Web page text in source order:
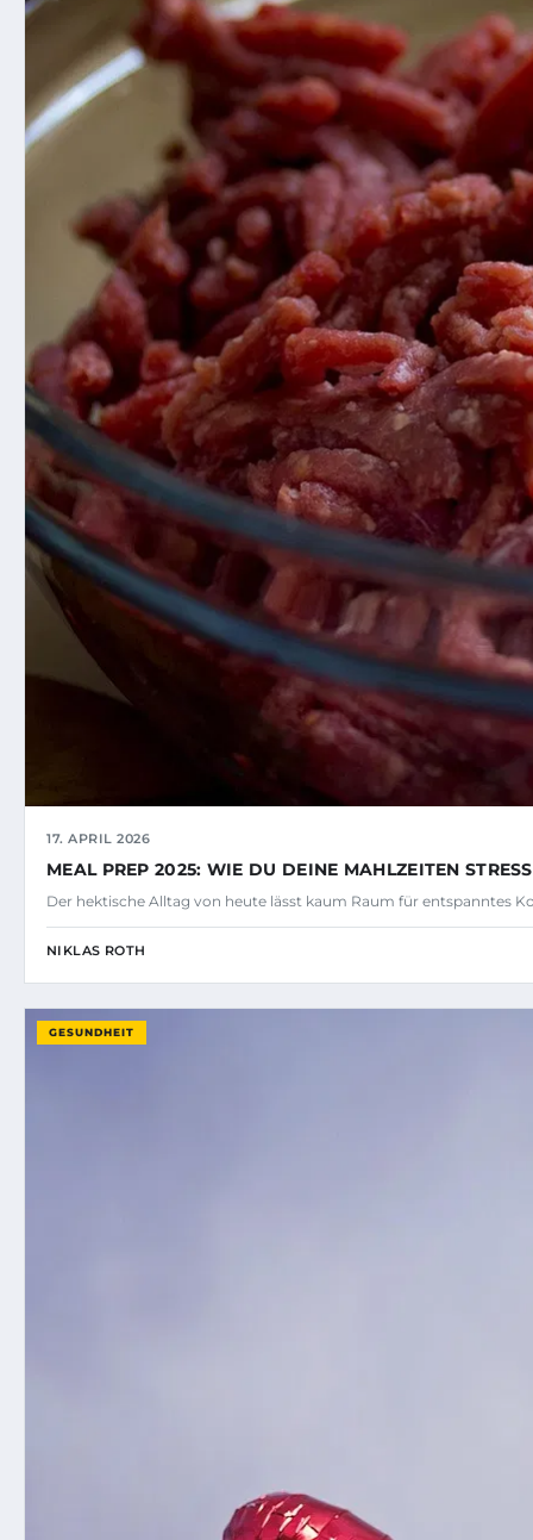
17. APRIL 2026
MEAL PREP 2025: WIE DU DEINE MAHLZEITEN
Der hektische Alltag von heute lässt kaum Raum für entspanntes
NIKLAS ROTH
GESUNDHEIT